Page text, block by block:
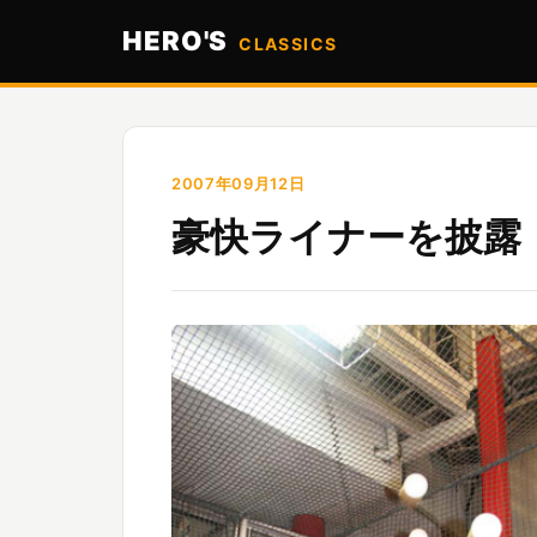
HERO'S CLASSICS
2007年09月12日
豪快ライナーを披露